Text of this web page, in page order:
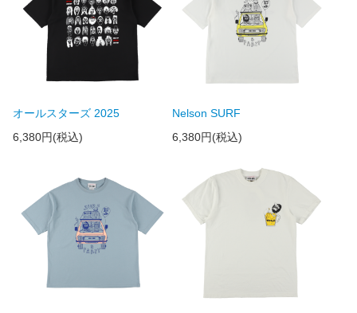
オールスターズ 2025
6,380円(税込)
Nelson SURF
6,380円(税込)